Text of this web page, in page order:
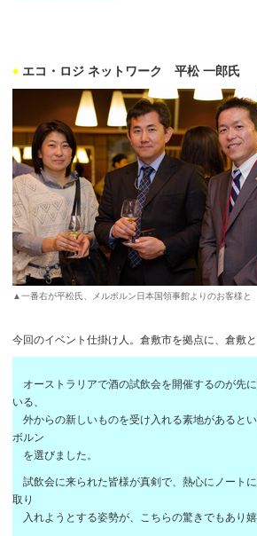
♦ エコ・ロジ ネットワーク 平松 一郎氏
▲一番右が平松氏、メルボルン日本国領事館よりのお客様と
今回のイベント仕掛け人。倉敷市を拠点に、倉敷と
オーストラリアで酒の試飲会を開催するのが先
いる、
外からの新しいものを受け入れる素地があると
ボルン
を選びました。
試飲会に来られた皆様が真剣で、熱心にノート
取り
入れようとする姿勢が、こちらの驚きでもあり嬉